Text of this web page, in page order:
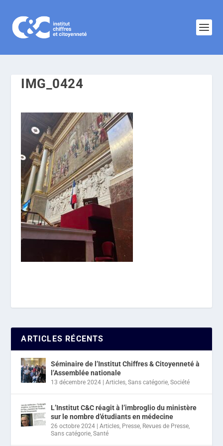
IMG_0424
ARTICLES RÉCENTS
Séminaire de l’Institut Chiffres & Citoyenneté à
l’Assemblée nationale
13 décembre 2024 |Articles,Sans catégorie,Société
L’Institut C&C réagit à l’imbroglio du ministère
sur le nombre d’étudiants en médecine
26 octobre 2024 |Articles, Presse, Revues de Presse,
Sans catégorie,Santé